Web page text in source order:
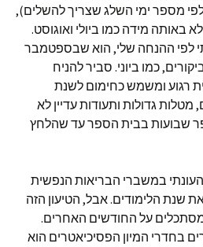
מספר ימי השלג שצריך להשלים),
באותה מידה כמו ביולי ואוגוסט.
לפי ההנחה שלי, הוא שבספטמבר
כמו ביוני. סביר להניח
רגוע ומשמש כחימום לשנת
גדולות ותעודות עדיין לא
שבועות בבית הספר עד שהלחץ
העונתי במשברי הבריאות הנפשית
שנת הלימודים. אבל, הטיעון הזה
על החודשים האחרים.
בחדרי המיון הפסיכיאטרים הוא